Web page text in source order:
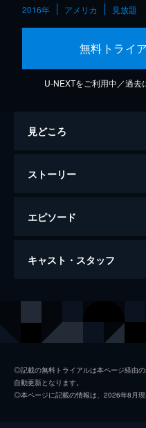
2016年 アメリカ 見放題
無料トライ
U-NEXTをご利用中／過去
見どころ
ストーリー
エピソード
ラ・ラ・ランド
キャスト・スタッフ
ミア
◎記載の無料トライアルは本ページ経由
自動更新となります。
◎本ページに記載の情報は、2026年8月現